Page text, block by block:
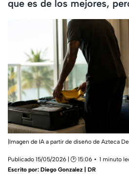
que es de los mejores,
|Imagen de IA a partir de diseño de Azteca
Publicado 15/05/2026 | 🕑 15:06
1 minuto
Escrito por: Diego Gonzalez | DR